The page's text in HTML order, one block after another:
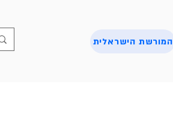
המורשת הישראלית